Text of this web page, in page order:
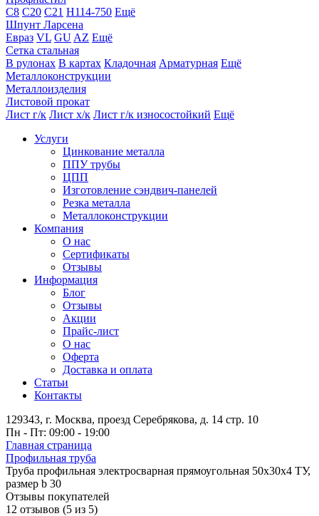
С8 С20 С21 Н114-750 Ещё
Шпунт Ларсена
Евраз VL GU AZ Ещё
Сетка стальная
В рулонах В картах Кладочная Арматурная Ещё
Металлоконструкции
Металлоизделия
Листовой прокат
Лист г/к Лист х/к Лист г/к износостойкий Ещё
Услуги
Цинкование металла
ППУ трубы
ЦПП
Изготовление сэндвич-панелей
Резка металла
Металлоконструкции
Компания
О нас
Сертификаты
Отзывы
Информация
Блог
Отзывы
Акции
Прайс-лист
О нас
Оферта
Доставка и оплата
Статьи
Контакты
129343, г. Москва, проезд Серебрякова, д. 14 стр. 10
Пн - Пт: 09:00 - 19:00
Главная страница
Профильная труба
Труба профильная электросварная прямоугольная 50х30х4 ТУ,
размер b 30
Отзывы покупателей
12 отзывов (5 из 5)